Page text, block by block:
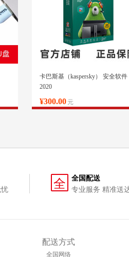
卡巴斯基（kaspersky） 安全软件
2020
¥300.00 元
全
全国配送
专业服务 精准送
配送方式
全国网络